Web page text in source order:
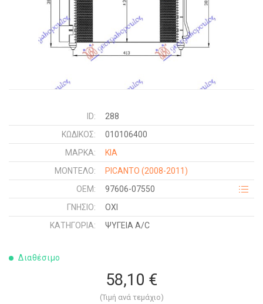
ID:
288
ΚΩΔΙΚΌΣ:
010106400
ΜΑΡΚΑ:
KIA
ΜΟΝΤΕΛΟ:
PICANTO (2008-2011)
OEM:
97606-07550
ΓΝΉΣΙΟ:
ΟΧΙ
ΚΑΤΗΓΟΡΊΑ:
ΨΥΓΕΙΑ A/C
Διαθέσιμο
58,10 €
(Τιμή ανά τεμάχιο)